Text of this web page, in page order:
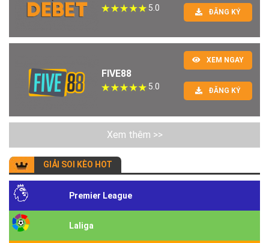
5.0 ĐĂNG KÝ
FIVE88
5.0
XEM NGAY
ĐĂNG KÝ
Xem thêm >>
GIẢI SOI KÈO HOT
Premier League
Laliga